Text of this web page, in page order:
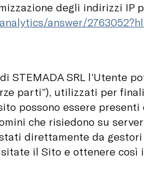
degli indirizzi IP
answer/
STEMADA SRL l’Utente
parti”), utilizzati per
possono essere
che risiedono su
direttamente da
il Sito e ottenere